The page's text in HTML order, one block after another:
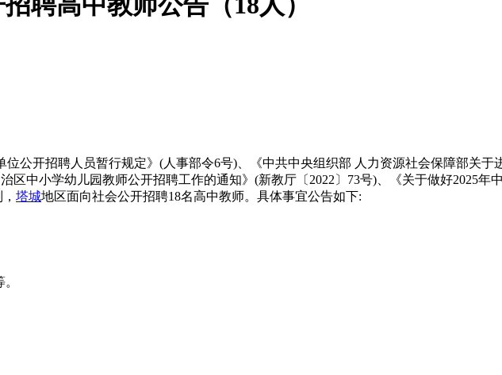
公开招聘人员暂行规定》(人事部令6号)、《中共中央组织部 人力资源社会保障部关于
区中小学幼儿园教师公开招聘工作的通知》(新教厅〔2022〕73号)、《关于做好2025年
塔城地区面向社会公开招聘18名高中教师。具体事宜公告如下: